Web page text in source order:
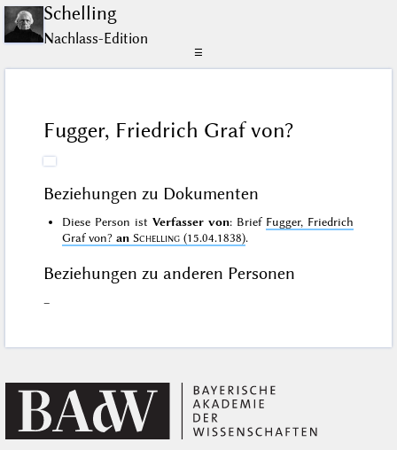
Schelling
Nachlass-Edition
☰
Fugger, Friedrich Graf von?
Beziehungen zu Dokumenten
Diese Person istVerfasser von: Brief Fugger, Friedrich
Graf von?an Schelling (15.04.1838).
Beziehungen zu anderen Personen
–